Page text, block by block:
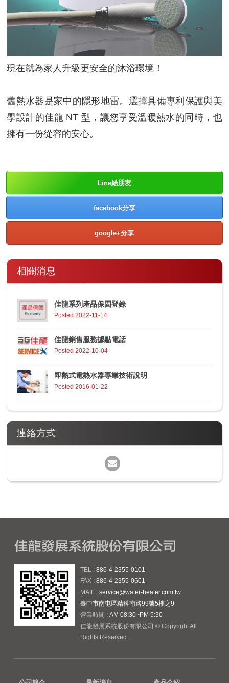
現在就為家人升級更安全的沐浴環境！
舊熱水器是家中的隱形地雷。選擇具備專利保護與美
學設計的佳龍 NT 型，讓您享受溫暖熱水的同時，也
擁有一份從容的安心。
Line給朋友
facebook分享
google+分享
相關消息
佳龍系列產品保固登錄
Posted 2022-11-14
佳龍銷售服務據點電話
Posted 2022-10-04
即熱式電熱水器專業技術說明
Posted 2016-01-22
連絡方式
TEL :886-4-2355-0101
FAX :886-4-2355-0601
MAIL :service@water-heater.com.tw
臺中市南屯區精科南路99號5樓之9
營業時間 :AM 08:30~PM 5:30
佳龍發展系統股份有限公司 © Copyright All
Rights Reserved.